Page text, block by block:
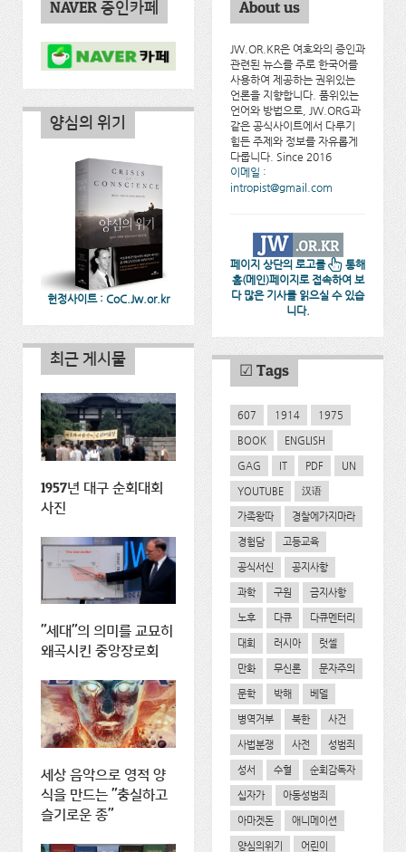
NAVER 증인카페 About us
JW.OR.KR은 여호와의 증인과
관련된 뉴스를 주로 한국어를
사용하여 제공하는 권위있는
언론을 지향합니다. 품위있는
언어와 방법으로, JW.ORG과
같은 공식사이트에서 다루기
힘든 주제와 정보를 자유롭게
다룹니다. Since 2016
이메일 :
intropist@gmail.com
페이지 상단의 로고를
통해
홈(메인)페이지로 접속하여 보
다 많은 기사를 읽으실 수 있습
니다.
양심의 위기
헌정사이트 : CoC.Jw.or.kr
최근 게시물
1957년 대구 순회대회
사진
"세대"의 의미를 교묘히
왜곡시킨 중앙장로회
세상 음악으로 영적 양
식을 만드는 "충실하고
슬기로운 종"
☑ Tags
607 1914 1975
BOOK ENGLISH
GAG IT PDF UN
YOUTUBE 汉语
가족왕따 경찰에가지마라
경험담 고등교육
공식서신 공지사항
과학 구원 금지사항
노후 다큐 다큐멘터리
대회 러시아 럿셀
만화 무신론 문자주의
문학 박해 베델
병역거부 북한 사건
사법분쟁 사전 성범죄
성서 수혈 순회감독자
십자가 아동성범죄
아마겟돈 애니메이션
양심의위기 어린이